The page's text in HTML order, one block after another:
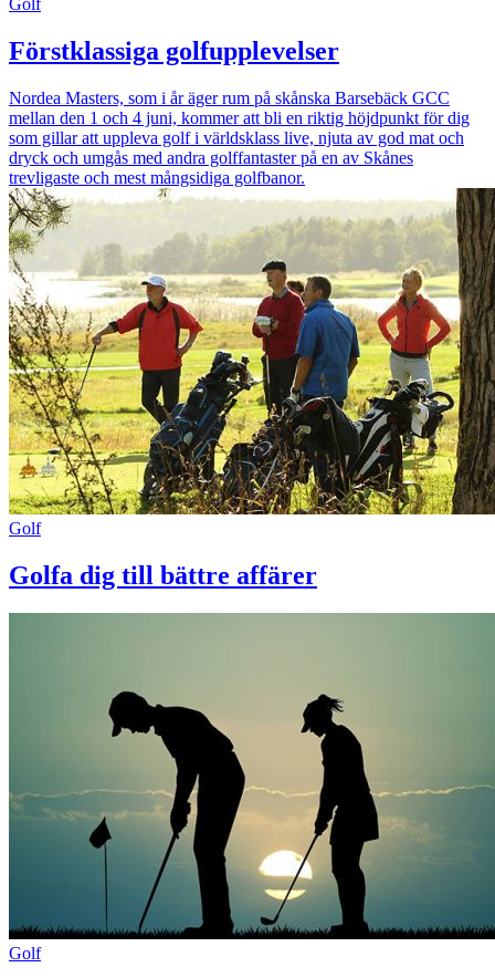
Golf
Förstklassiga golfupplevelser
Nordea Masters, som i år äger rum på skånska Barsebäck GCC
mellan den 1 och 4 juni, kommer att bli en riktig höjdpunkt för dig
som gillar att uppleva golf i världsklass live, njuta av god mat och
dryck och umgås med andra golffantaster på en av Skånes
trevligaste och mest mångsidiga golfbanor.
Golf
Golfa dig till bättre affärer
Golf